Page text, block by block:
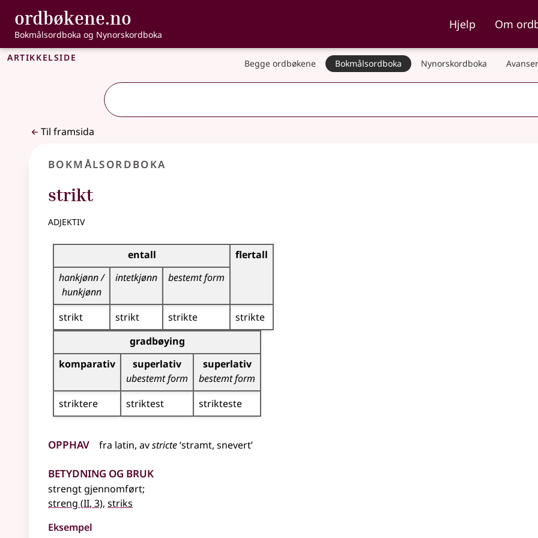
Gå til hovudinnhald
Tilgjenge
ordbøkene.no , Bokmålsordboka og Nynorskordboka
Bokmålsordboka og Nynorskordboka
Hjelp Om
Artikkelside Begge ordbøkene Bokmålsordboka Nynorskordboka
Til framsida
Bokmålsordboka
strikt
adjektiv
Bøyingstabell for dette adjektivet
entall
flertall
hankjønn /
hunkjønn
intetkjønn bestemt form
strikt strikt strikte
strikte
Bøyingstabell for dette adjektivet (gradbøying)
gradbøying
komparativ
superlativ
ubestemt form
superlativ
bestemt form
striktere
striktest strikteste
Opphav fra latin, avstricte‘stramt, snevert’
Betydning og bruk
strengt gjennomført;
streng (2
II, 3), striks
Eksempel